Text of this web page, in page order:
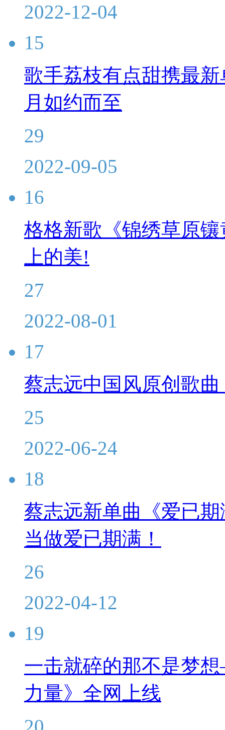
2022-12-04
15
歌手荔枝有点甜携最
月如约而至
29
2022-09-05
16
格格新歌《锦绣草原
上的美!
27
2022-08-01
17
蔡志远中国风原创歌
25
2022-06-24
18
蔡志远新单曲《爱已
当做爱已期满！
26
2022-04-12
19
一击就碎的那不是梦
力量》全网上线